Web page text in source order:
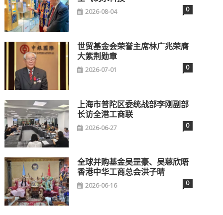
2026-08-04 0
世贸基金会荣誉主席林广兆荣膺
大紫荆勋章
2026-07-01 0
上海市普陀区委统战部李刚副部
长访全港工商联
2026-06-27 0
全球并购基金吴罡豪、吴慈欣晤
香港中华工商总会洪子晴
2026-06-16 0